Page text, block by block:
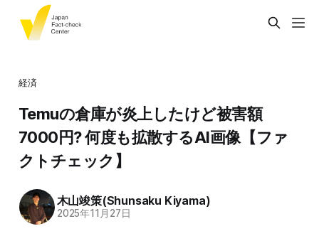
経済
Temuの倉庫が炎上したけど被害額
7000円? 何度も拡散するAI画像【ファ
クトチェック】
木山竣策(Shunsaku Kiyama)
2025年11月27日